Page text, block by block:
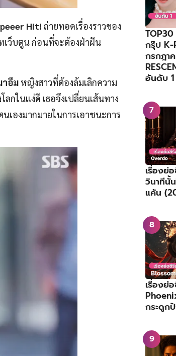
Hit! ถ่ายทอดเรื่องราวของ
ว็บตูน ก่อนที่จะต้องฝ่าฝัน
อึม หญิงสาวที่ต้องล้มเลิกความ
กในแง่ดี เธอจึงเปลี่ยนเส้นทาง
องมากมายในการเอาชนะการ
กรุ๊ป K-
กรกฎา
อันดับ 1
เรื่องย่
วินาทีนั้
แค้น
เรื่องย่
กระดูก